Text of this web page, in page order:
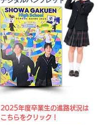
​2025年度卒業生の進路状況は
こちらをクリック！